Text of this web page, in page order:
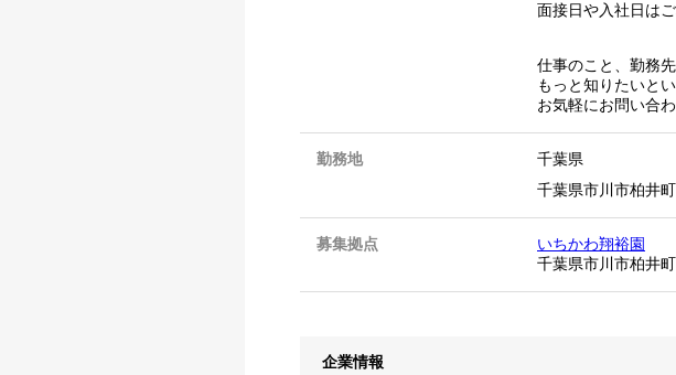
面接日や入社日は
仕事のこと、勤務
もっと知りたいと
お気軽にお問い合
勤務地
千葉県
千葉県市川市柏井
募集拠点
いちかわ翔裕園
千葉県市川市柏井
企業情報